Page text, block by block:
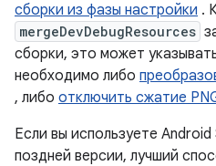
сборки из фазы настройки .
mergeDevDebugResources
сборки, это может
необходимо либо
, либо отключить сжатие
Если вы используете
поздней версии, лучший